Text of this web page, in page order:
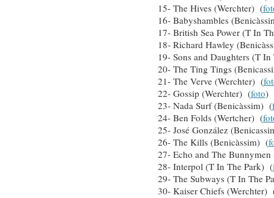
15- The Hives (Werchter) (
16- Babyshambles
17- British Sea Power (T In
18- Richard Hawley
19- Sons and Daughters (T
20- The Ting Tings
21- The Verve (Werchter) (
22- Gossip (Werchter) (foto)
23- Nada Surf (Benicàssim) (
24- Ben Folds (Wertcher) (
25- José González
26- The Kills (Benicàssim) (
27- Echo and The
28- Interpol (T In The Park) (
29- The Subways (T In The
30- Kaiser Chiefs (Werchter)